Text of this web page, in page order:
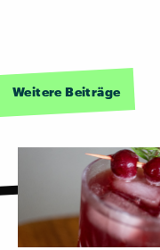
Weitere Beiträge